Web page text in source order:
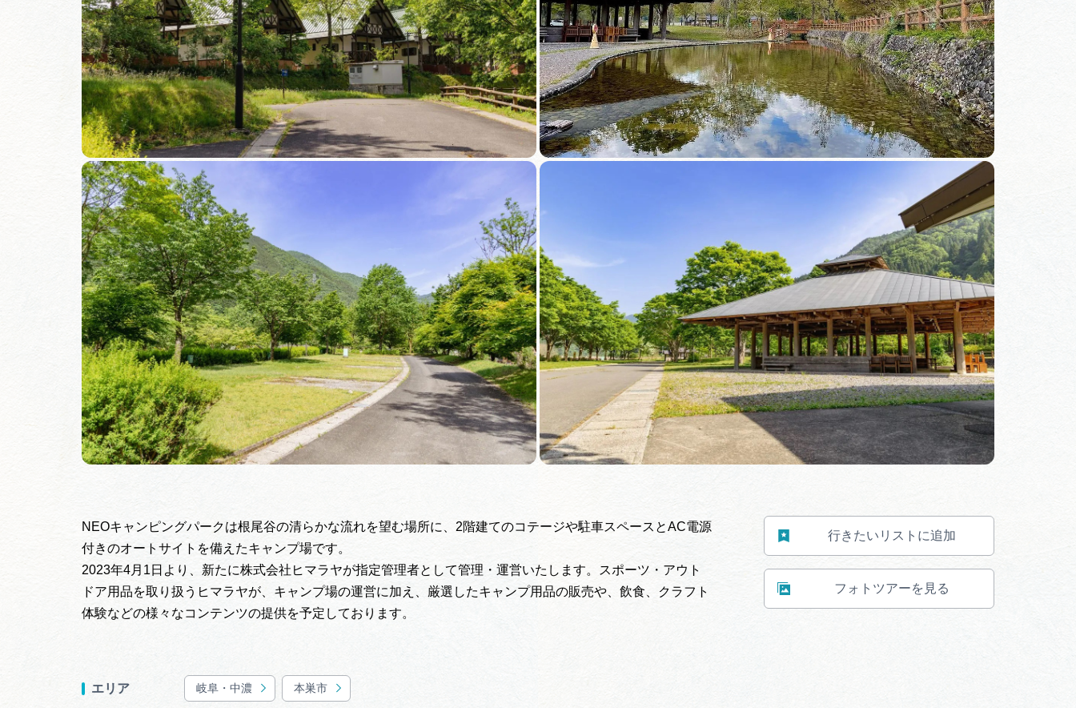
岐阜県観光データベース
旅行会社・観光事業者の皆様へ フォトライブラリー
動画ライブラリー お問い合わせ
サイトポリシー
NEOキャンピングパークは根尾谷の清らかな流れを望む場所に、2階建てのコテージや駐車スペースとAC電源
付きのオートサイトを備えたキャンプ場です。
2023年4月1日より、新たに株式会社ヒマラヤが指定管理者として管理・運営いたします。スポーツ・アウト
ドア用品を取り扱うヒマラヤが、キャンプ場の運営に加え、厳選したキャンプ用品の販売や、飲食、クラフト
体験などの様々なコンテンツの提供を予定しております。
エリア 岐阜・中濃 本巣市
行きたいリストに追加
フォトツアーを見る